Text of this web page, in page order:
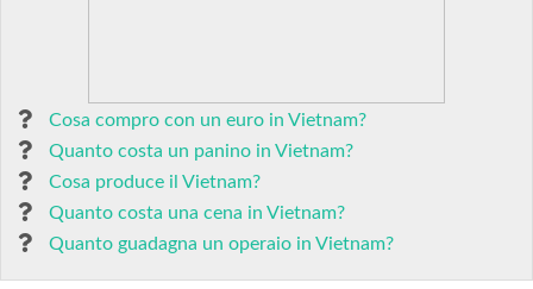
Cosa compro con un euro in Vietnam?
Quanto costa un panino in Vietnam?
Cosa produce il Vietnam?
Quanto costa una cena in Vietnam?
Quanto guadagna un operaio in Vietnam?